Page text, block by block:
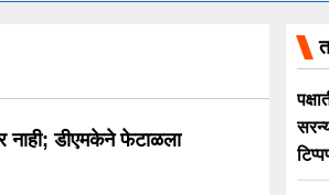
नाही; डीएमकेने फेटाळला